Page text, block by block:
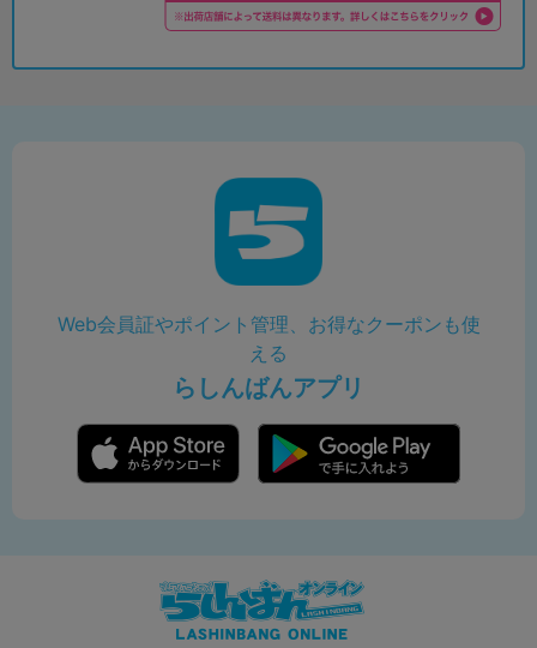
Web会員証やポイント管理、お得なクーポンも使
える
らしんばんアプリ